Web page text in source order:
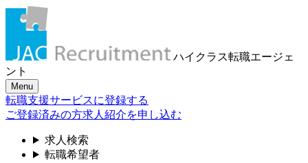
ハイクラス転職エージェ
ント
Menu
転職支援サービスに登録する
ご登録済みの方求人紹介を申し込む
求人検索
転職希望者